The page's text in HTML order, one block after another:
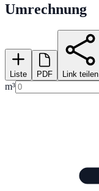
Umrechnung
Liste PDF Link teilen
m³